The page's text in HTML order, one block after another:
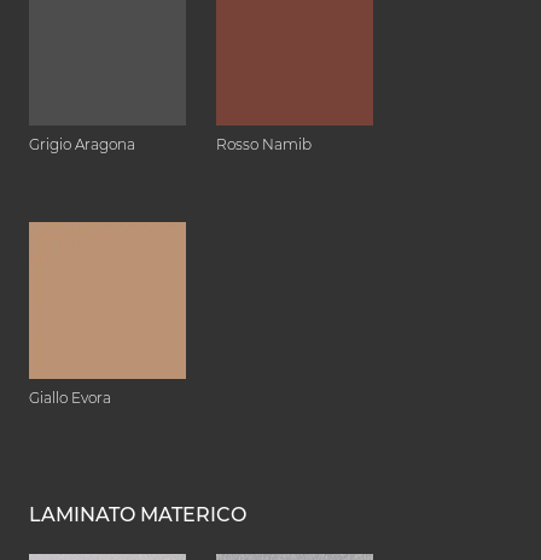
Grigio Aragona Rosso Namib
Giallo Evora
LAMINATO MATERICO